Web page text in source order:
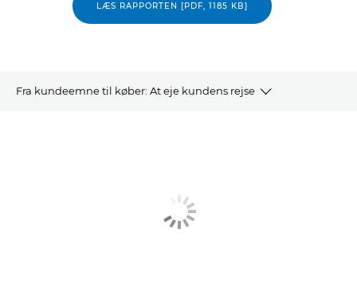
LÆS RAPPORTEN [PDF, 1185 KB]
Fra kundeemne til køber: At eje kundens rejse